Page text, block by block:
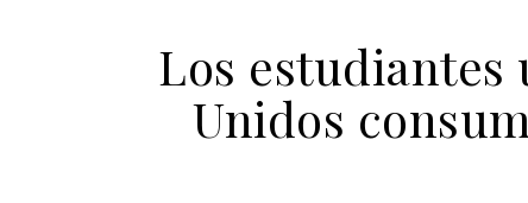
Los estudiantes
Unidos